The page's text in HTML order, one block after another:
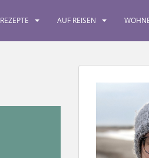
REZEPTE AUF REISEN